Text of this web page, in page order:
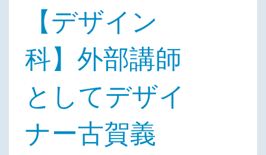
【デザイン
科】外部講師
としてデザイ
ナー古賀義